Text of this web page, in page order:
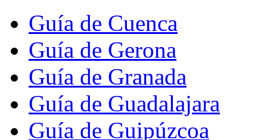
Guía de Cuenca
Guía de Gerona
Guía de Granada
Guía de Guadalajara
Guía de Guipúzcoa